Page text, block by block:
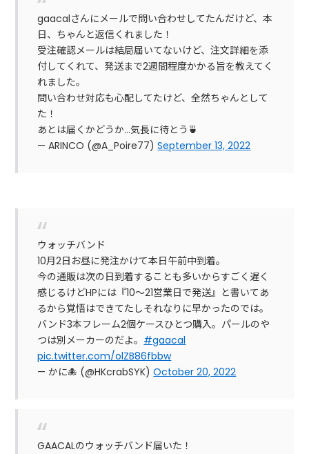
gaacalさんにメールで問い合わせしてたんだけど、本
日、ちゃんと返信くれました！
受注確認メールは結局届いてないけど、注文詳細を添
付してくれて、発送まで2週間程度かかる旨を教えてく
れました。
問い合わせ対応も心配してたけど、全然ちゃんとして
た！
あとは届くかどうか…気長に待とう🍵
— ARINCO (@A_Poire77)September 13, 2022
ウォッチバンド
10月2日お昼に発注かけて本日午前中到着。
今の通販は次の日到着することも多いからすごく遅く
感じるけどHPには『10〜21営業日で発送』と書いてあ
るから覚悟はできてたしそれなりに早かったのでは。
バンド3本フレーム2個ケースひとつ購入。パールのや
つは別メーカーのだよ。 #gaacal
pic.twitter.com/olZB86fbbw
— かに🐙 (@HKcrabSYK)October 20, 2022
GAACALのウォッチバンド届いた！